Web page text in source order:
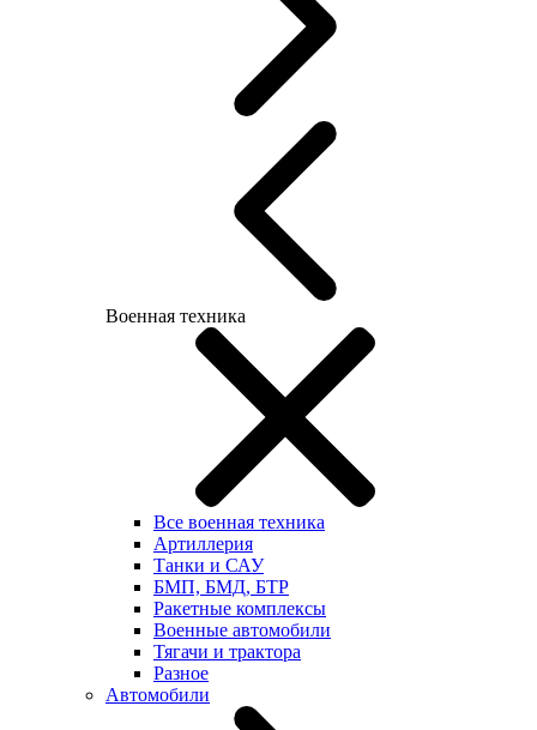
Военная техника
Все военная техника
Артиллерия
Танки и САУ
БМП, БМД, БТР
Ракетные комплексы
Военные автомобили
Тягачи и трактора
Разное
Автомобили